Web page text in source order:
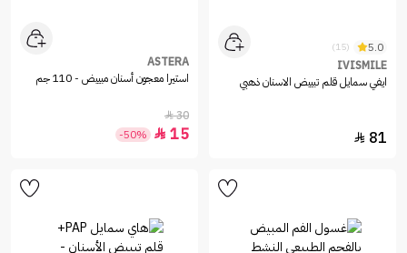
5.0
(15)
IVISMILE
ايفي سمايل قلم تبييض الاسنان ذهبي
81

ASTERA
استيرا معجون أسنان مبييض - 110 جم
30

15

-50%